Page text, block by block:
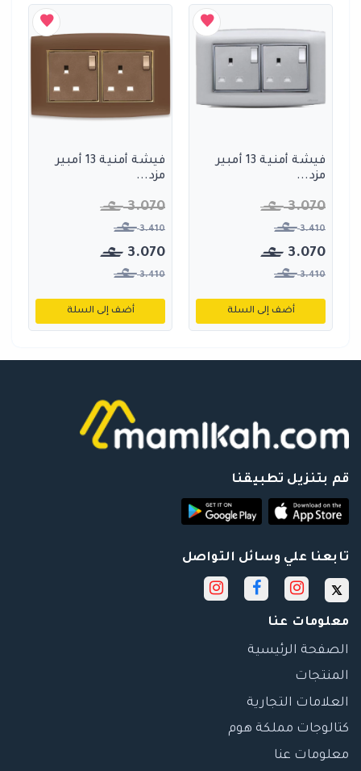
فيشة أمنية 13 أمبير
مزد...
3.070
3.410
3.070
3.410
أضف إلى السلة
فيشة أمنية 13 أمبير
مزد...
3.070
3.410
3.070
3.410
أضف إلى السلة
قم بتنزيل تطبيقنا
تابعنا علي وسائل التواصل
معلومات عنا
الصفحة الرئيسية
المنتجات
العلامات التجارية
كتالوجات مملكة هوم
معلومات عنا